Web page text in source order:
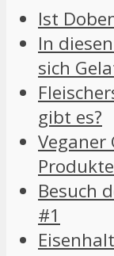
Ist
In
sich
gibt es?
Veganer
Besuch
#1